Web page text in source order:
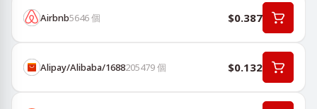
Airbnb5646個 $0.387
Alipay/Alibaba/1688205479個 $0.132